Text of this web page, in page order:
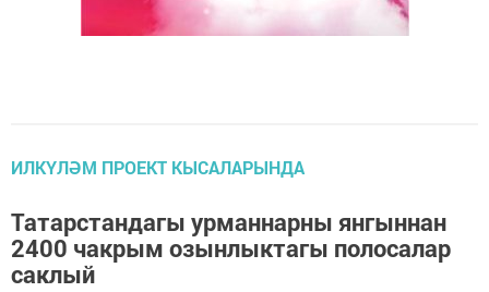
ИЛКҮЛӘМ ПРОЕКТ КЫСАЛАРЫНДА
Татарстандагы урманнарны янгыннан
2400 чакрым озынлыктагы полосалар
саклый